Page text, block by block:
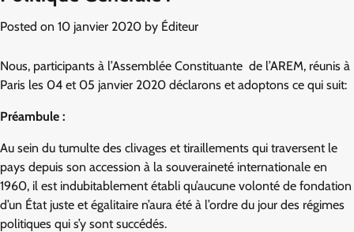
Posted on 10 janvier 2020 by Éditeur
Nous, participants à l’Assemblée Constituante de l’AREM, réunis à
Paris les 04 et 05 janvier 2020 déclarons et adoptons ce qui suit:
Préambule :
Au sein du tumulte des clivages et tiraillements qui traversent le
pays depuis son accession à la souveraineté internationale en
1960, il est indubitablement établi qu’aucune volonté de fondation
d’un État juste et égalitaire n’aura été à l’ordre du jour des régimes
politiques qui s’y sont succédés.